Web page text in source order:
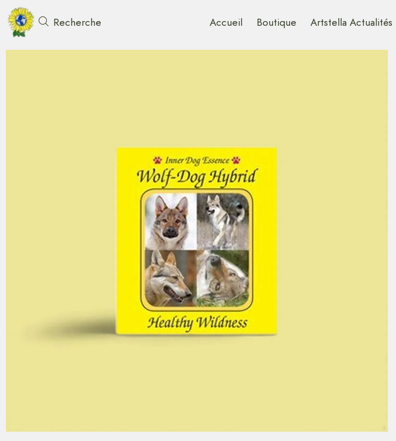
Recherche Accueil Boutique Artstella Actualités